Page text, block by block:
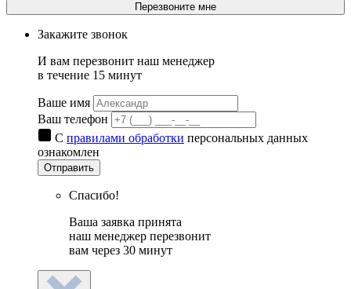
Перезвоните мне
Закажите звонок
И вам перезвонит наш менеджер
в течение 15 минут
Ваше имя
Ваш телефон
С правилами обработки персональных данных
ознакомлен
Отправить
Спасибо!
Ваша заявка принята
наш менеджер перезвонит
вам через 30 минут